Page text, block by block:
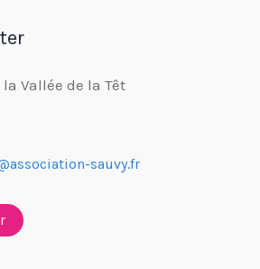
Vallée de la Têt
sauvy.fr